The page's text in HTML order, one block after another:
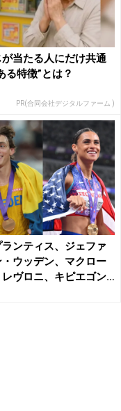
当たる人にだけ共通
る特徴”とは？
PR(合同会社デジタルファーム )
ンティス、ジェファ
・ウッデン、マクロー
レヴロニ、キピエゴン